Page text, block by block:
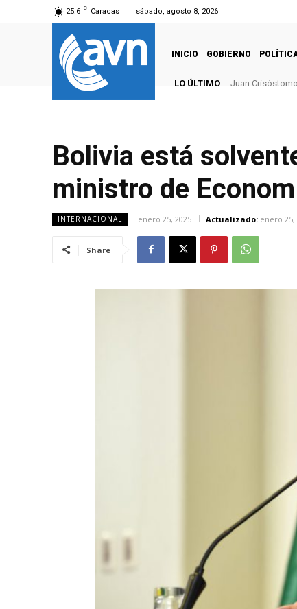
25.6 C Caracas sábado, agosto 8, 2026
INICIO GOBIERNO
LO ÚLTIMO Juan
Bolivia está
ministro de
INTERNACIONAL enero 25, 2025 Actualizado: enero 25,
Share